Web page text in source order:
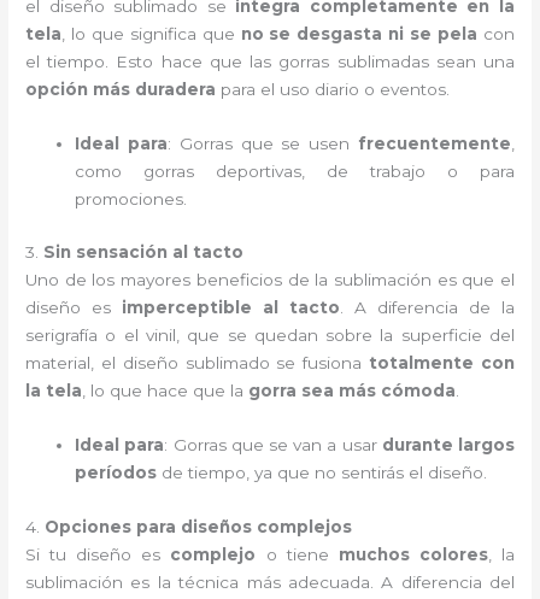
el diseño sublimado se integra completamente en la
tela , lo que significa que no se desgasta ni se pela con
el tiempo. Esto hace que las gorras sublimadas sean una
opción más duradera para el uso diario o eventos.
Ideal para: Gorras que se usen frecuentemente
como gorras deportivas, de trabajo o para
promociones.
3. Sin sensación al tacto
Uno de los mayores beneficios de la sublimación es que el
diseño es imperceptible al tacto. A diferencia de la
serigrafía o el vinil, que se quedan sobre la superficie del
material, el diseño sublimado se fusiona totalmente con
la tela, lo que hace que la gorra sea más cómoda.
Ideal para: Gorras que se van a usar durante largos
períodos de tiempo, ya que no sentirás el diseño.
4. Opciones para diseños complejos
Si tu diseño es complejo o tiene muchos colores, la
sublimación es la técnica más adecuada. A diferencia del